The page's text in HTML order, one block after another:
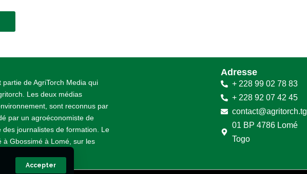
Accepter
de AgriTorch Media qui
Les deux médias
sont reconnus par
par un agroéconomiste de
des journalistes de formation. Le
à Gbossimé à Lomé, sur les
Adresse
+ 228 99 02 78 83
+ 228 92 07 42 45
contact@agritorch.tg
01 BP 4786 Lomé
Togo